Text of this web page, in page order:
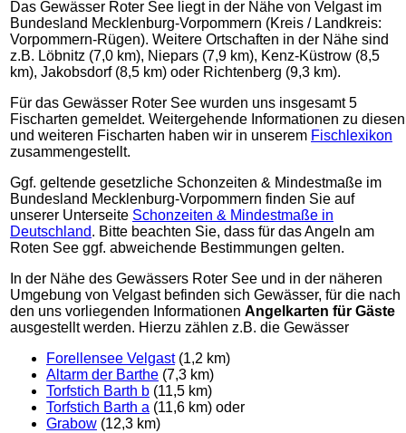
Das Gewässer Roter See liegt in der Nähe von Velgast im
Bundesland Mecklenburg-Vorpommern (Kreis / Landkreis:
Vorpommern-Rügen). Weitere Ortschaften in der Nähe sind
z.B. Löbnitz (7,0 km), Niepars (7,9 km), Kenz-Küstrow (8,5
km), Jakobsdorf (8,5 km) oder Richtenberg (9,3 km).
Für das Gewässer Roter See wurden uns insgesamt 5
Fischarten gemeldet. Weitergehende Informationen zu diesen
und weiteren Fischarten haben wir in unserem Fischlexikon
zusammengestellt.
Ggf. geltende gesetzliche Schonzeiten & Mindestmaße im
Bundesland Mecklenburg-Vorpommern finden Sie auf
unserer Unterseite Schonzeiten & Mindestmaße in
Deutschland. Bitte beachten Sie, dass für das Angeln am
Roten See ggf. abweichende Bestimmungen gelten.
In der Nähe des Gewässers Roter See und in der näheren
Umgebung von Velgast befinden sich Gewässer, für die nach
den uns vorliegenden Informationen Angelkarten für Gäste
ausgestellt werden. Hierzu zählen z.B. die Gewässer
Forellensee Velgast(1,2 km)
Altarm der Barthe (7,3 km)
Torfstich Barth b (11,5 km)
Torfstich Barth a (11,6 km) oder
Grabow (12,3 km)